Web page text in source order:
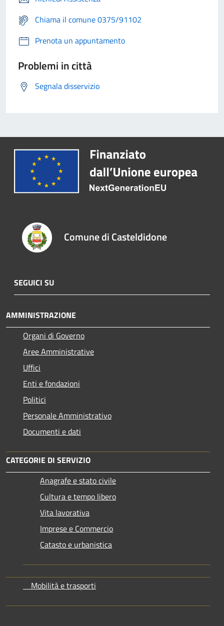
Chiama il comune 0375/91102
Prenota un appuntamento
Problemi in città
Segnala disservizio
Comune di Casteldidone
SEGUICI SU
AMMINISTRAZIONE
Organi di Governo
Aree Amministrative
Uffici
Enti e fondazioni
Politici
Personale Amministrativo
Documenti e dati
CATEGORIE DI SERVIZIO
Anagrafe e stato civile
Cultura e tempo libero
Vita lavorativa
Imprese e Commercio
Catasto e urbanistica
Mobilità e trasporti